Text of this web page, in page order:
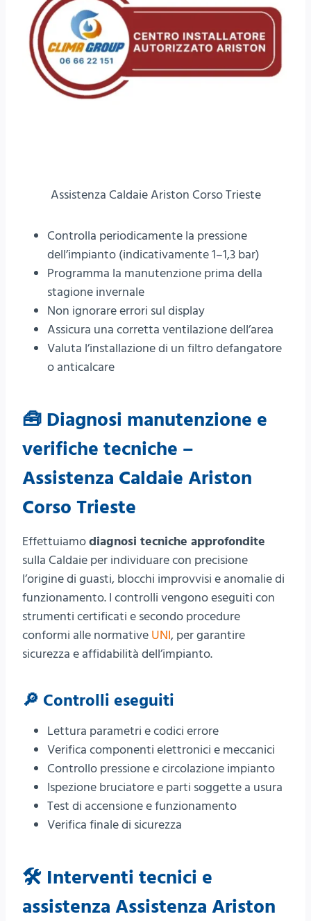
Assistenza Caldaie Ariston Corso Trieste
Controlla periodicamente la pressione
dell’impianto (indicativamente 1–1,3 bar)
Programma la manutenzione prima della
stagione invernale
Non ignorare errori sul display
Assicura una corretta ventilazione dell’area
Valuta l’installazione di un filtro defangatore
o anticalcare
🧰 Diagnosi manutenzione e
verifiche tecniche –
Assistenza Caldaie Ariston
Corso Trieste
Effettuiamodiagnosi tecniche approfondite
sulla Caldaie per individuare con precisione
l’origine di guasti, blocchi improvvisi e anomalie di
funzionamento. I controlli vengono eseguiti con
strumenti certificati e secondo procedure
conformi alle normative UNI, per garantire
sicurezza e affidabilità dell’impianto.
🔎 Controlli eseguiti
Lettura parametri e codici errore
Verifica componenti elettronici e meccanici
Controllo pressione e circolazione impianto
Ispezione bruciatore e parti soggette a usura
Test di accensione e funzionamento
Verifica finale di sicurezza
🛠️ Interventi tecnici e
assistenza Assistenza Ariston